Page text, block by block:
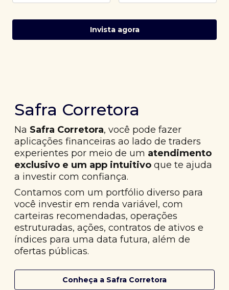
Invista agora
Safra Corretora
Na Safra Corretora, você pode fazer
aplicações financeiras ao lado de traders
experientes por meio de um atendimento
exclusivo e um app intuitivo que te ajuda
a investir com confiança.
Contamos com um portfólio diverso para
você investir em renda variável, com
carteiras recomendadas, operações
estruturadas, ações, contratos de ativos e
índices para uma data futura, além de
ofertas públicas.
Conheça a Safra Corretora